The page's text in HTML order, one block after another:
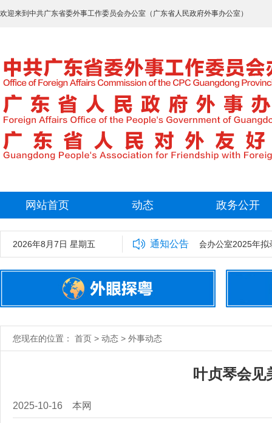
欢迎来到中共广东省委外事工作委员会办公室（广东省人民政府外事办公室）
网站首页 动态 政务公开
2026年8月7日 星期五 通知公告
中共广东省委外事工作委员会办公室2025年拟
您现在的位置： 首页 > 动态 > 外事动态
叶贞琴会见
2025-10-16 本网